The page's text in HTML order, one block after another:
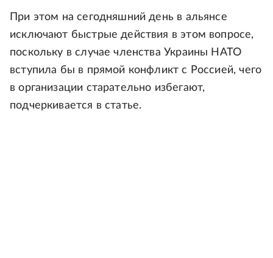
При этом на сегодняшний день в альянсе
исключают быстрые действия в этом вопросе,
поскольку в случае членства Украины НАТО
вступила бы в прямой конфликт с Россией, чего
в организации старательно избегают,
подчеркивается в статье.